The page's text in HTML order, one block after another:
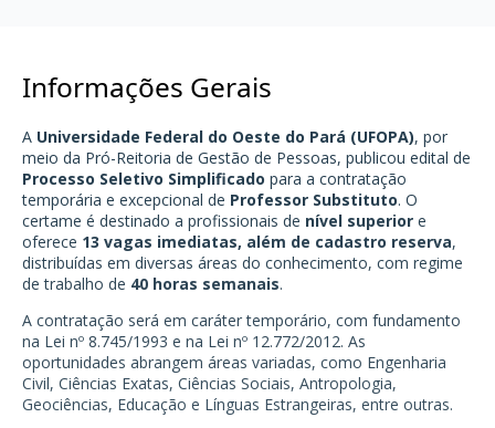
Informações Gerais
A Universidade Federal do Oeste do Pará (UFOPA), por
meio da Pró-Reitoria de Gestão de Pessoas, publicou edital de
Processo Seletivo Simplificado para a contratação
temporária e excepcional de Professor Substituto. O
certame é destinado a profissionais de nível superior e
oferece 13 vagas imediatas, além de cadastro reserva,
distribuídas em diversas áreas do conhecimento, com regime
de trabalho de 40 horas semanais.
A contratação será em caráter temporário, com fundamento
na Lei nº 8.745/1993 e na Lei nº 12.772/2012. As
oportunidades abrangem áreas variadas, como Engenharia
Civil, Ciências Exatas, Ciências Sociais, Antropologia,
Geociências, Educação e Línguas Estrangeiras, entre outras.